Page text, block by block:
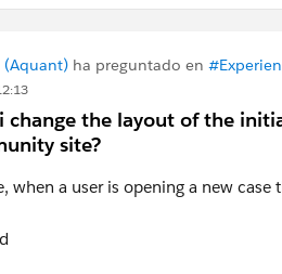
(Aquant) ha preguntado en
change the layout of the
site?
when a user is opening a new